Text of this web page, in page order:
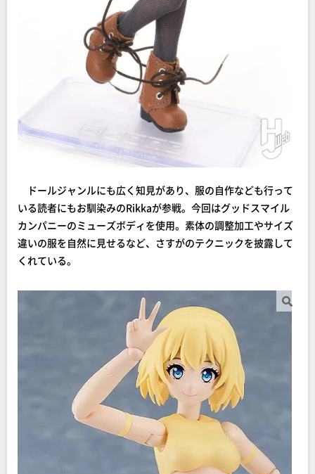
ドールジャンルにも広く知見があり、服の自作なども行って
いる読者にもお馴染みのRikkaが参戦。今回はグッドスマイル
カンパニーのミューズボディを使用。素体の調整加工やサイズ
違いの服を自然に見せるなど、さすがのテクニックを披露して
くれている。